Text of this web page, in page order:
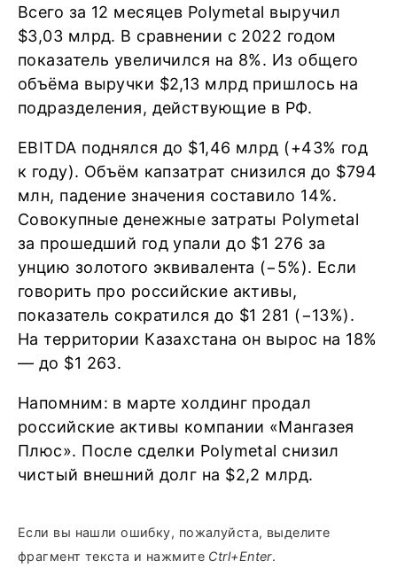
Всего за 12 месяцев Polymetal выручил
$3,03 млрд. В сравнении с 2022 годом
показатель увеличился на 8%. Из общего
объёма выручки $2,13 млрд пришлось на
подразделения, действующие в РФ.
EBITDA поднялся до $1,46 млрд (+43% год
к году). Объём капзатрат снизился до $794
млн, падение значения составило 14%.
Совокупные денежные затраты Polymetal
за прошедший год упали до $1 276 за
унцию золотого эквивалента (−5%). Если
говорить про российские активы,
показатель сократился до $1 281 (−13%).
На территории Казахстана он вырос на 18%
— до $1 263.
Напомним: в марте холдинг продал
российские активы компании «Мангазея
Плюс». После сделки Polymetal снизил
чистый внешний долг на $2,2 млрд.
Если вы нашли ошибку, пожалуйста, выделите
фрагмент текста и нажмите Ctrl+Enter.